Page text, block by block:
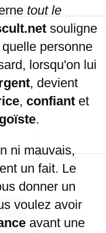
tout le
souligne
personne
lorsqu'on lui
, devient
, confiant et
.
ni mauvais,
un fait. Le
donner un
voulez avoir
avant une